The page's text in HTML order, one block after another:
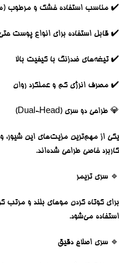
✔️ مناسب استفاده خشک و مرطوب
✔️ قابل استفاده برای انواع پوست
✔️ تیغه‌های ضدزنگ با کیفیت بالا
✔️ مصرف انرژی کم و عملکرد روان
💎 طراحی دو سری (Dual-Head)
یکی از مهم‌ترین مزیت‌های این شیور،
کاربرد خاصی طراحی شده‌اند.
🔹 سری تریمر
برای کوتاه کردن موهای بلند و مرتب
استفاده می‌شود.
🔹 سری اصلاح دقیق